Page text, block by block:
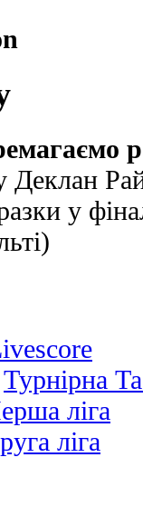
у
Турнірна
ліга
ліга